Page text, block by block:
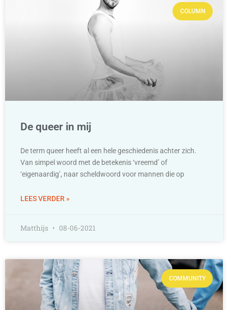
COLUMN
De queer in mij
De term queer heeft al een hele geschiedenis achter zich.
Van simpel woord met de betekenis ‘vreemd’ of
‘eigenaardig’, naar scheldwoord voor mannen die op
LEES VERDER »
Matthijs 08-06-2021
COMMUNITY